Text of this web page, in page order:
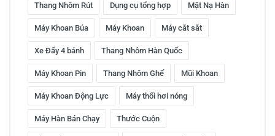
Thang Nhôm Rút Dụng cụ tổng hợp Mặt Nạ Hàn
Máy Khoan Búa Máy Khoan Máy cắt sắt
Xe Đẩy 4 bánh Thang Nhôm Hàn Quốc
Máy Khoan Pin Thang Nhôm Ghế Mũi Khoan
Máy Khoan Động Lực Máy thổi hơi nóng
Máy Hàn Bán Chạy Thước Cuộn